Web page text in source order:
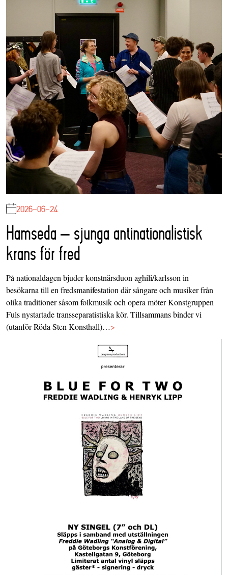
2026-06-24
Hamseda – sjunga antinationalistisk
krans för fred
På nationaldagen bjuder konstnärsduon aghili/karlsson in
besökarna till en fredsmanifestation där sångare och musiker från
olika traditioner såsom folkmusik och opera möter Konstgruppen
Fuls nystartade transseparatistiska kör. Tillsammans binder vi
(utanför Röda Sten Konsthall)…>